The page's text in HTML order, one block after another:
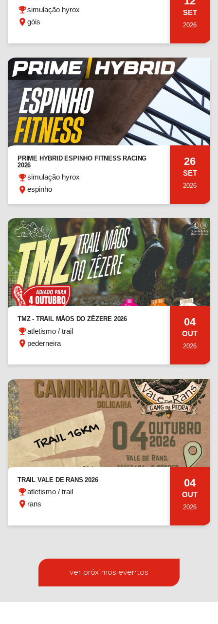
simulação hyrox
góis
SET
2026
PRIME HYBRID ESPINHO FITNESS RACING
2026
simulação hyrox
espinho
26
SET
2026
TMZ - TRAIL MÃOS DO ZÊZERE 2026
atletismo / trail
pederneira
04
OUT
2026
TRAIL VALE DE RANS 2026
atletismo / trail
rans
04
OUT
2026
ver próximos eventos